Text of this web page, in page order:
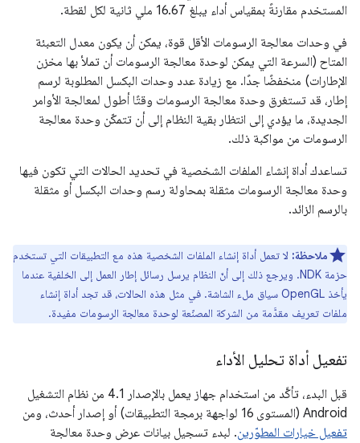
المستخدم مقارنةً بمقياس أداء يبلغ 16.67 ملي ثانية لكل لقطة.
في وحدات معالجة الرسومات الأقل قوة، يمكن أن يكون معدل التعبئة
المتاح (السرعة التي يمكن لوحدة معالجة الرسومات أن تملأ بها مخزن
الإطارات) منخفضًا جدًا. مع زيادة عدد وحدات البكسل المطلوبة لرسم
إطار، قد تستغرق وحدة معالجة الرسومات وقتًا أطول لمعالجة الأوامر
الجديدة، ما يؤدي إلى انتظار بقية النظام إلى أن تتمكّن وحدة معالجة
الرسومات من مواكبة ذلك.
تساعدك أداة إنشاء الملفات الشخصية في تحديد الحالات التي تكون فيها
وحدة معالجة الرسومات مثقلة بمحاولة رسم وحدات البكسل أو مثقلة
بالرسم الزائد.
ملاحظة: لا تعمل أداة إنشاء الملفات الشخصية هذه مع التطبيقات التي تستخدم
حزمة NDK. ويرجع ذلك إلى أنّ النظام يرسل رسائل إطار العمل إلى الخلفية عندما
يأخذ OpenGL سياق ملء الشاشة. في مثل هذه الحالات، قد تجد أداة إنشاء
ملفات تعريف مقدَّمة من الشركة المصنّعة لوحدة معالجة الرسومات مفيدة.
تفعيل أداة تحليل الأداء
قبل البدء، تأكَّد من استخدام جهاز يعمل بالإصدار 4.1 من نظام التشغيل
Android (المستوى 16 لواجهة برمجة التطبيقات) أو إصدار أحدث، ومن
تفعيل خيارات المطوّرين. لبدء تسجيل بيانات عرض وحدة معالجة